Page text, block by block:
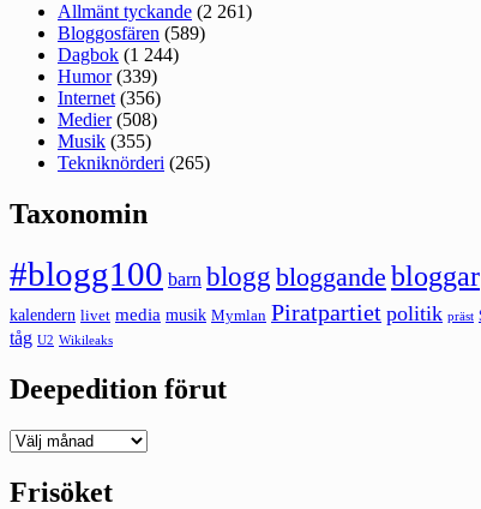
Allmänt tyckande (2 261)
Bloggosfären (589)
Dagbok (1 244)
Humor(339)
Internet (356)
Medier(508)
Musik (355)
Tekniknörderi (265)
Taxonomin
#blogg100 barn blogg bloggande bloggar
kalendern livet media musik Mymlan Piratpartiet politik präst
tåg U2 Wikileaks
Deepedition förut
Deepedition
Frisöket